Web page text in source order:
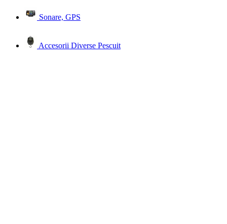
Sonare, GPS
Accesorii Diverse Pescuit